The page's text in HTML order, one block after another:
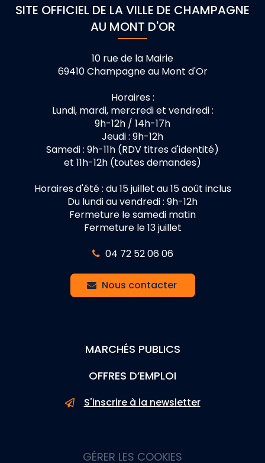
SITE OFFICIEL DE LA VILLE DE CHAMPAGNE
AU MONT D'OR
10 rue de la Mairie
69410 Champagne au Mont d'Or
Horaires :
Lundi, mardi, mercredi et vendredi :
9h-12h / 14h-17h
Jeudi : 9h-12h
Samedi : 9h-11h (RDV titres d'identité)
et 11h-12h (toutes demandes)
Horaires d'été : du 15 juillet au 15 août inclus
Du lundi au vendredi : 9h-12h
Fermeture le samedi matin
Fermeture le 13 juillet
04 72 52 06 06
Nous contacter
MARCHÉS PUBLICS
OFFRES D’EMPLOI
S'inscrire à la newsletter
GÉRER LES COOKIES